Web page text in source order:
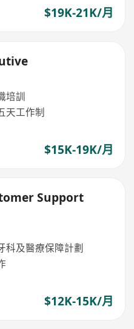
$19K-21K/月
培訓
天工作制
$15K-19K/月
Support
科及醫療保障計劃
$12K-15K/月